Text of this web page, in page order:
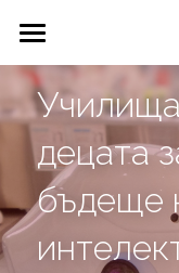
🏫
📩 Бюлетин
✈️ За нас
За Red
децата
бъдеще
All Categories